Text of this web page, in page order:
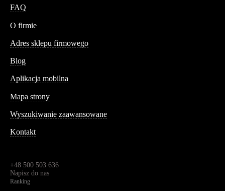
FAQ
O firmie
Adres sklepu firmowego
Blog
Aplikacja mobilna
Mapa strony
Wyszukiwanie zaawansowane
Kontakt
+48 500 503 636
Napisz do nas
Ranking